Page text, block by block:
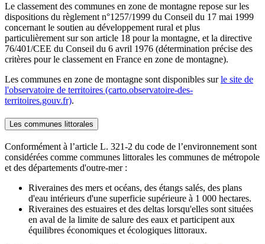
Le classement des communes en zone de montagne repose sur les
dispositions du règlement n°1257/1999 du Conseil du 17 mai 1999
concernant le soutien au développement rural et plus
particulièrement sur son article 18 pour la montagne, et la directive
76/401/CEE du Conseil du 6 avril 1976 (détermination précise des
critères pour le classement en France en zone de montagne).
Les communes en zone de montagne sont disponibles surle site de
l'observatoire de territoires (carto.observatoire-des-
territoires.gouv.fr).
Les communes littorales
Conformément à l’article L. 321-2 du code de l’environnement sont
considérées comme communes littorales les communes de métropole
et des départements d'outre-mer :
Riveraines des mers et océans, des étangs salés, des plans
d'eau intérieurs d'une superficie supérieure à 1 000 hectares.
Riveraines des estuaires et des deltas lorsqu'elles sont situées
en aval de la limite de salure des eaux et participent aux
équilibres économiques et écologiques littoraux.